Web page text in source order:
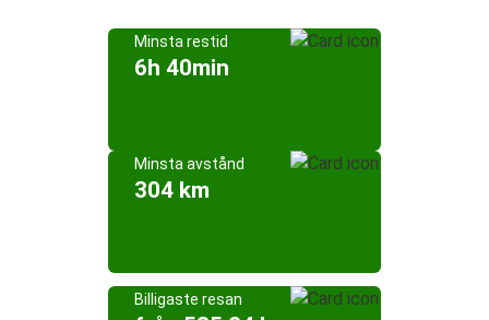
Minsta restid
6h 40min
Minsta avstånd
304 km
Billigaste resan